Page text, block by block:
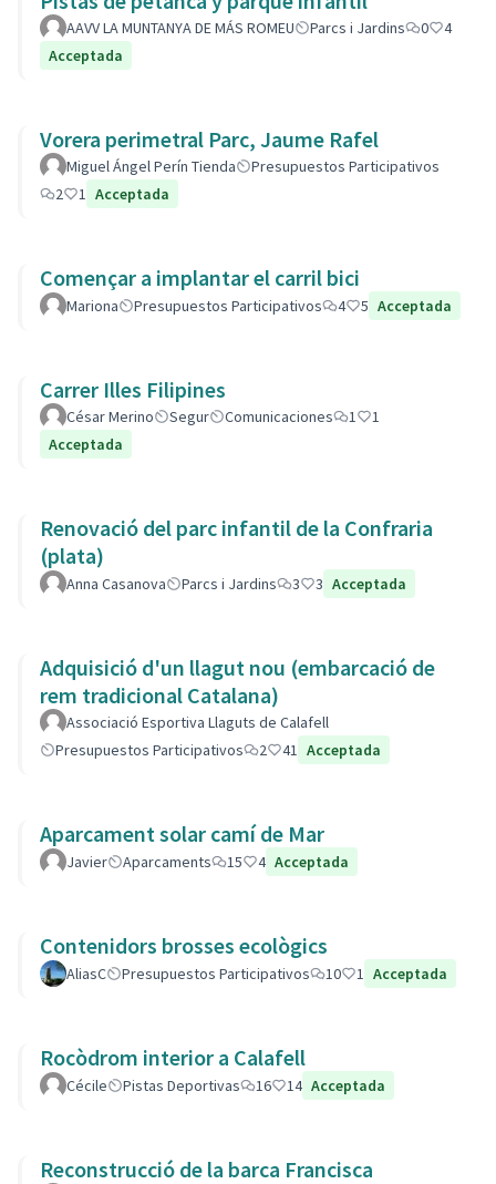
AAVV LA MUNTANYA DE MÁS ROMEU Parcs i Jardins 0
4
Acceptada
Vorera perimetral Parc, Jaume Rafel
Miguel Ángel Perín Tienda
Presupuestos Participativos
2
1 Acceptada
Començar a implantar el carril bici
Mariona Presupuestos Participativos 4 5 Acceptada
Carrer Illes Filipines
César Merino Segur Comunicaciones 1
1
Acceptada
Renovació del parc infantil de la Confraria
(plata)
Anna Casanova Parcs i Jardins 3 3 Acceptada
Adquisició d'un llagut nou (embarcació de
rem tradicional Catalana)
Associació Esportiva Llaguts de Calafell
Presupuestos Participativos
2 41 Acceptada
Aparcament solar camí de Mar
Javier Aparcaments 15 4 Acceptada
Contenidors brosses ecològics
AliasC Presupuestos Participativos 10 1 Acceptada
Rocòdrom interior a Calafell
Cécile Pistas Deportivas 16 14 Acceptada
Reconstrucció de la barca Francisca